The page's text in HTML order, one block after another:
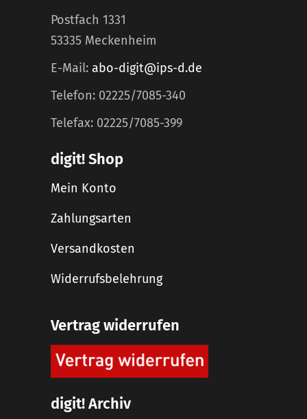
Postfach 1331
53335 Meckenheim
E-Mail: abo-digit@ips-d.de
Telefon: 02225/7085-340
Telefax: 02225/7085-399
digit! Shop
Mein Konto
Zahlungsarten
Versandkosten
Widerrufsbelehrung
Vertrag widerrufen
digit! Archiv